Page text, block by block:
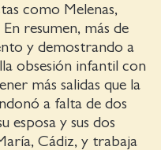
como Melenas,
resumen, más de
y demostrando a
obsesión infantil con
más salidas que la
a falta de dos
esposa y sus dos
Cádiz, y trabaja